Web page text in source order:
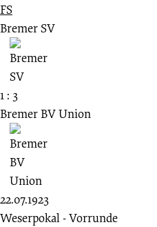
FS
Bremer SV
1 : 3
Bremer BV Union
22.07.1923
Weserpokal - Vorrunde